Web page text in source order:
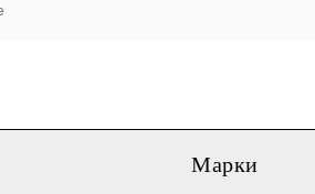
(22 x 21.5 x 30.7 in)Марки